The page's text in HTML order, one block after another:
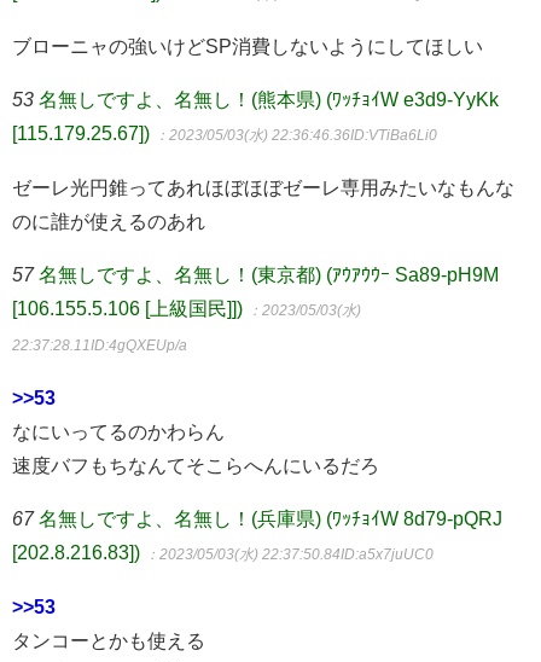
ブローニャの強いけどSP消費しないようにしてほしい
53 名無しですよ、名無し！(熊本県) (ﾜｯﾁｮｲW e3d9-YyKk
[115.179.25.67])
：2023/05/03(水) 22:36:46.36ID:VTiBa6Li0
ゼーレ光円錐ってあれほぼほぼゼーレ専用みたいなもんな
のに誰が使えるのあれ
57 名無しですよ、名無し！(東京都) (ｱｳｱｳｳｰ Sa89-pH9M
[106.155.5.106 [上級国民]])
：2023/05/03(水)
22:37:28.11ID:4gQXEUp/a
>>53
なにいってるのかわらん
速度バフもちなんてそこらへんにいるだろ
67 名無しですよ、名無し！(兵庫県) (ﾜｯﾁｮｲW 8d79-pQRJ
[202.8.216.83])
：2023/05/03(水) 22:37:50.84ID:a5x7juUC0
>>53
タンコーとかも使える